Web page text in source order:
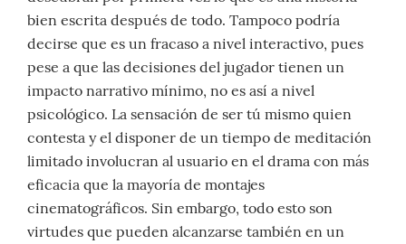
bien escrita después de todo. Tampoco podría
decirse que es un fracaso a nivel interactivo, pues
pese a que las decisiones del jugador tienen un
impacto narrativo mínimo, no es así a nivel
psicológico. La sensación de ser tú mismo quien
contesta y el disponer de un tiempo de meditación
limitado involucran al usuario en el drama con más
eficacia que la mayoría de montajes
cinematográficos. Sin embargo, todo esto son
virtudes que pueden alcanzarse también en un